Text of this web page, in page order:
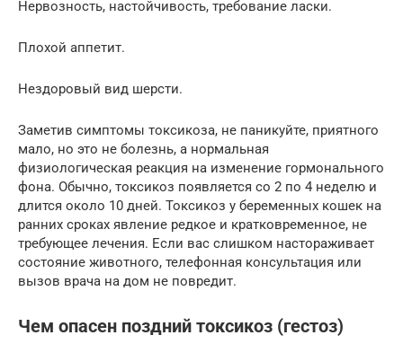
Нервозность, настойчивость, требование ласки.
Плохой аппетит.
Нездоровый вид шерсти.
Заметив симптомы токсикоза, не паникуйте, приятного
мало, но это не болезнь, а нормальная
физиологическая реакция на изменение гормонального
фона. Обычно, токсикоз появляется со 2 по 4 неделю и
длится около 10 дней. Токсикоз у беременных кошек на
ранних сроках явление редкое и кратковременное, не
требующее лечения. Если вас слишком настораживает
состояние животного, телефонная консультация или
вызов врача на дом не повредит.
Чем опасен поздний токсикоз (гестоз)